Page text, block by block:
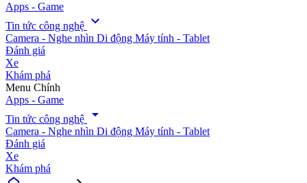
Apps - Game
Tin tức công nghệ expand_more
Camera - Nghe nhìn Di động Máy tính - Tablet
Đánh giá
Xe
Khám phá
search
Menu Chính
Apps - Game
Tin tức công nghệ
arrow_drop_down
Camera - Nghe nhìn Di động Máy tính - Tablet
Đánh giá
Xe
Khám phá